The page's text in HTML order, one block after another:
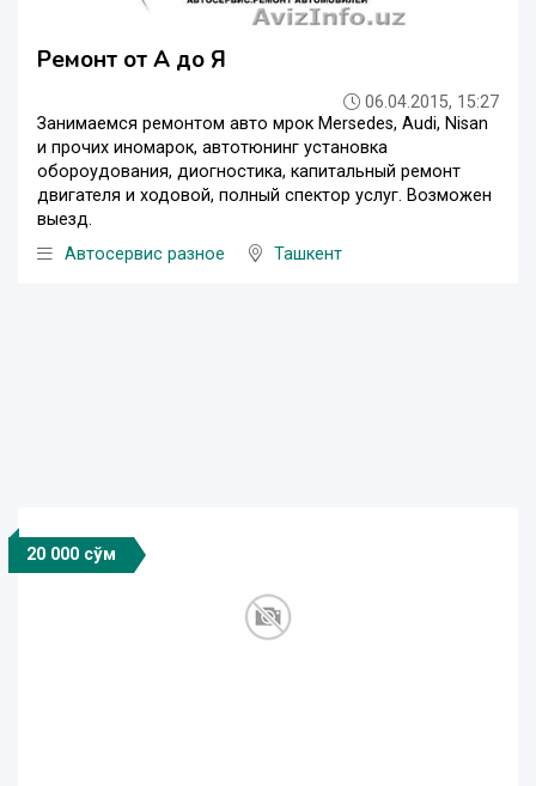
Ремонт от А до Я
06.04.2015, 15:27
Занимаемся ремонтом авто мрок Mersedes, Audi, Nisan
и прочих иномарок, автотюнинг установка
обороудования, диогностика, капитальный ремонт
двигателя и ходовой, полный спектор услуг. Возможен
выезд.
Автосервис разное
Ташкент
20 000 сўм